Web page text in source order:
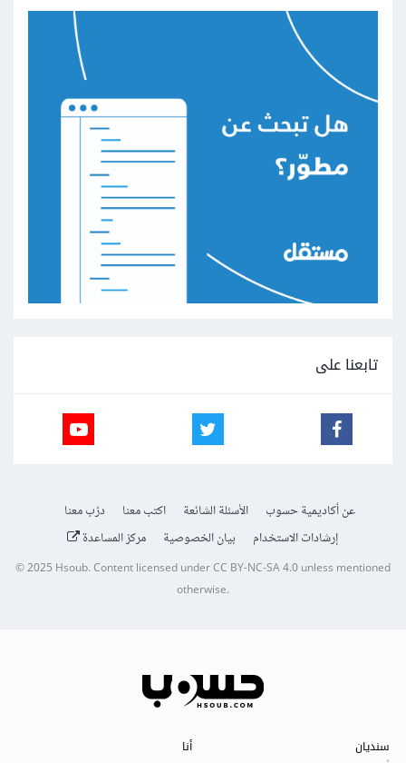
تابعنا على
عن أكاديمية حسوب الأسئلة الشائعة اكتب معنا
درّب معنا
إرشادات الاستخدام
بيان الخصوصية مركز المساعدة
© 2025Hsoub.Content licensed underCC BY-NC-SA 4.0unless mentioned
otherwise.